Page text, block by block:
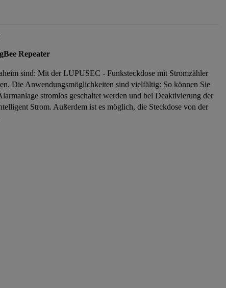
Repeater
sind: Mit der LUPUSEC - Funksteckdose mit Stromzähler
Die Anwendungsmöglichkeiten sind vielfältig: So können Sie
stromlos geschaltet werden und bei Deaktivierung der
Strom. Außerdem ist es möglich, die Steckdose von der